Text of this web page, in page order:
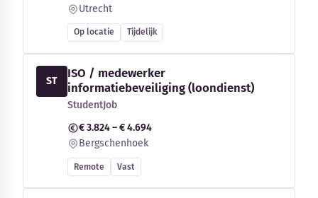
Utrecht
Op locatie Tijdelijk
ST
ISO / medewerker
informatiebeveiliging (loondienst)
StudentJob
€ 3.824 – € 4.694
Bergschenhoek
Remote Vast